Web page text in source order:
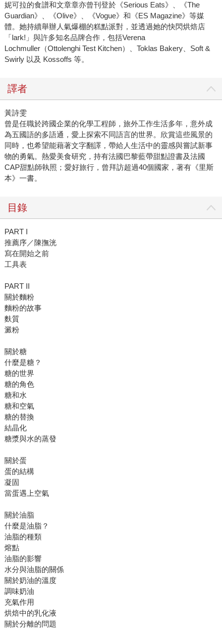
妮可拉的食譜和文章章亦曾刊登於《Serious Eats》、《The
Guardian》、《Olive》、《Vogue》和《ES Magazine》等媒
體。她持續舉辦人氣爆棚的糕點派對，並透過她的快閃烘焙店
「lark!」與許多知名品牌合作，包括Verena
Lochmuller（Ottolenghi Test Kitchen）、Toklas Bakery、Soft &
Swirly 以及 Kossoffs 等。
譯者
黃詩雯
曾是任職於跨國企業的化學工程師，旅外工作生活多年，意外成
為五國語的多語通，愛上探索不同語言的世界。欣賞這些風景的
同時，也希望能藉著文字翻譯，帶給人生活中的靈感與嘗試新事
物的勇氣。熱愛美食研究，持有法國巴黎藍帶甜點證書及法國
CAP甜點師執照；愛好旅行，曾拜訪超過40個國家，著有《里斯
本》一書。
目錄
PART I
推薦序／陳撫洸
寫在開始之前
工具表
PART II
關於麵粉
麵粉的故事
麩質
澱粉
關於糖
什麼是糖？
糖的世界
糖的角色
糖和水
糖和空氣
糖的替換
結晶化
糖漿與水的蒸發
關於蛋
蛋的結構
凝固
當蛋遇上空氣
關於油脂
什麼是油脂？
油脂的種類
熔點
油脂的影響
水分與油脂的關係
關於奶油的溫度
調味奶油
充氣作用
烘焙中的乳化液
關於分離的問題